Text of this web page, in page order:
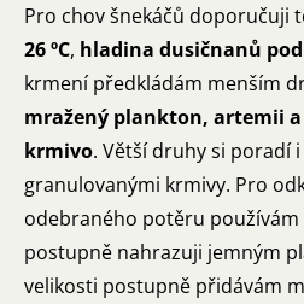
Pro chov šnekáčů doporučuji
26 ºC, hladina dusičnanů pod
krmení předkládám menším
mražený plankton, artemii
krmivo. Větší druhy si poradí
granulovanými krmivy. Pro
odebraného potěru
postupně nahrazuji jemným
velikosti postupně přidávám